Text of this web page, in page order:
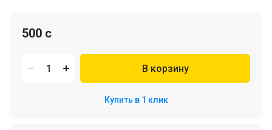
500 c
В корзину
Купить в 1 клик